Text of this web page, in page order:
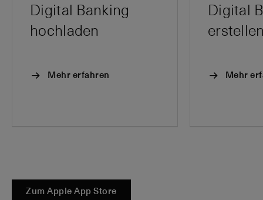
Digital Banking
hochladen
Mehr erfahren
Digital
Mehr
Zum Apple App Store